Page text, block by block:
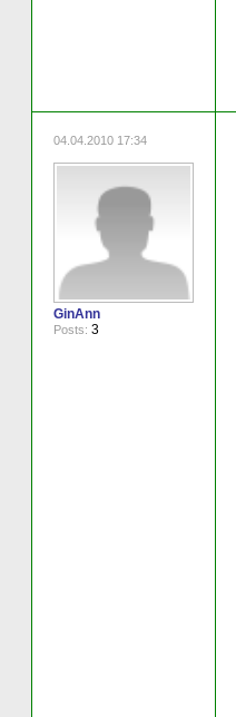
04.04.2010 17:34
GinAnn
Posts: 3